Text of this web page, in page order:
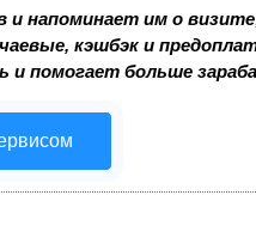
и напоминает им о
кэшбэк и
и помогает больше